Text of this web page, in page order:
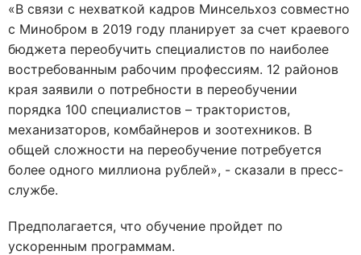
«В связи с нехваткой кадров Минсельхоз совместно
с Минобром в 2019 году планирует за счет краевого
бюджета переобучить специалистов по наиболее
востребованным рабочим профессиям. 12 районов
края заявили о потребности в переобучении
порядка 100 специалистов – трактористов,
механизаторов, комбайнеров и зоотехников. В
общей сложности на переобучение потребуется
более одного миллиона рублей», - сказали в пресс-
службе.
Предполагается, что обучение пройдет по
ускоренным программам.